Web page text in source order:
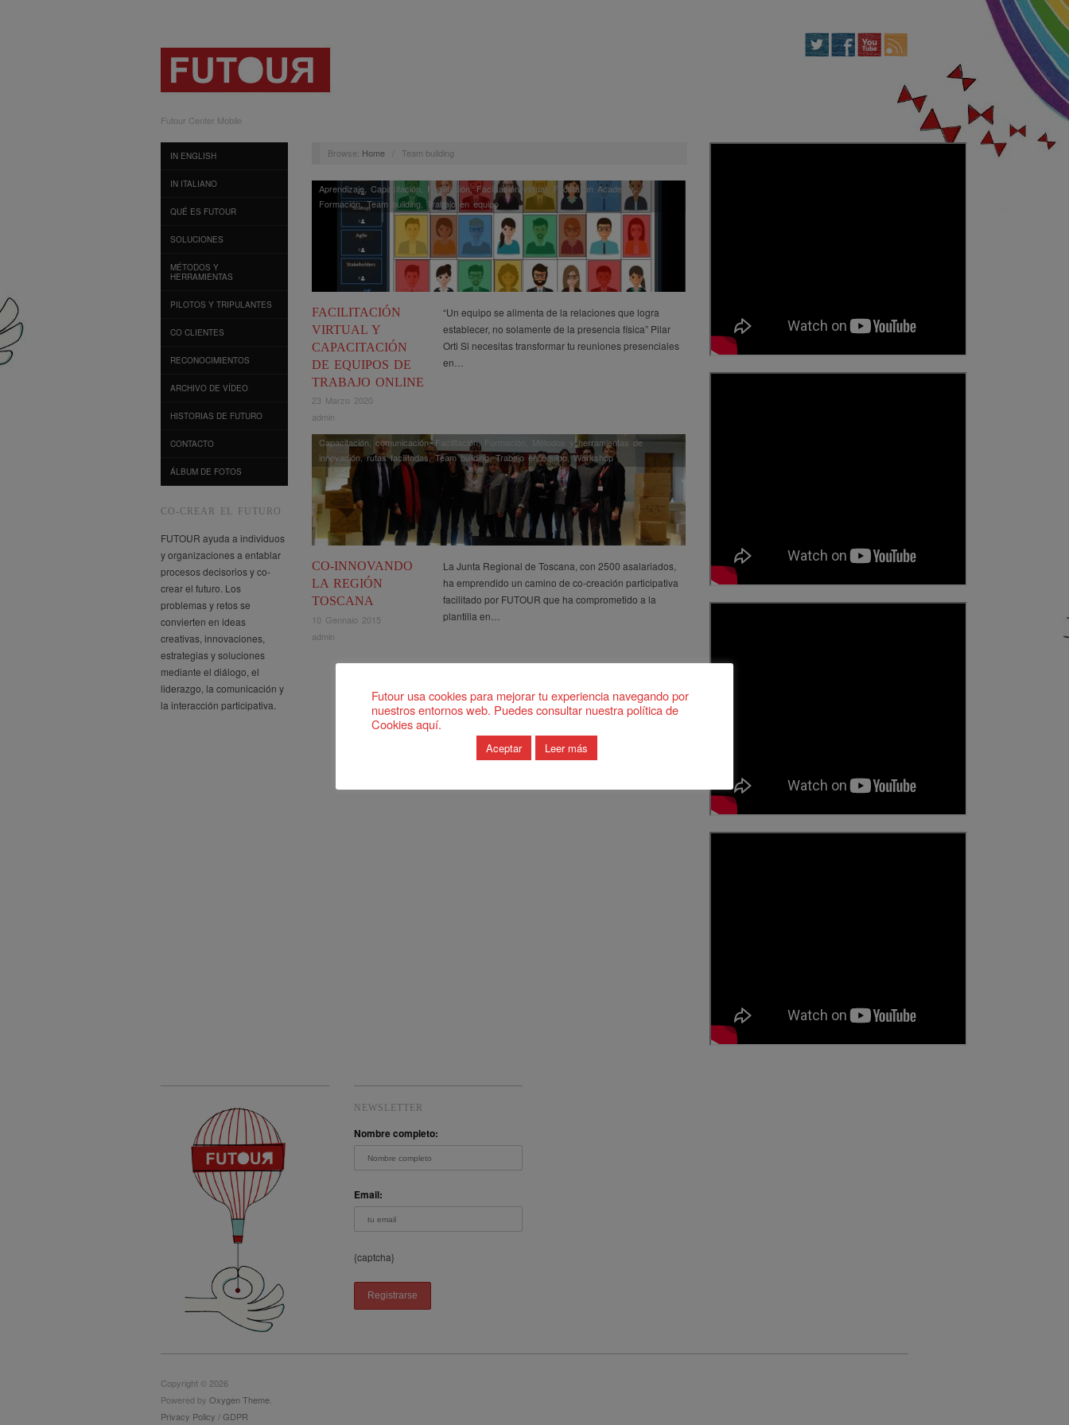
Futour Center Mobile
IN ENGLISH
IN ITALIANO
QUÉ ES FUTOUR
SOLUCIONES
MÉTODOS Y
HERRAMIENTAS
PILOTOS Y TRIPULANTES
CO CLIENTES
RECONOCIMIENTOS
ARCHIVO DE VÍDEO
HISTORIAS DE FUTURO
CONTACTO
ÁLBUM DE FOTOS
CO-CREAR EL FUTURO
FUTOUR ayuda a individuos
y organizaciones a entablar
procesos decisorios y co-
crear el futuro. Los
problemas y retos se
convierten en ideas
creativas, innovaciones,
estrategias y soluciones
mediante el diálogo, el
liderazgo, la comunicación y
la interacción participativa.
Browse: Home Team building
FACILITACIÓN
VIRTUAL Y
CAPACITACIÓN
DE EQUIPOS DE
TRABAJO ONLINE
23 Marzo 2020
admin
Aprendizaje, Capacitación Facilitación, Facilitación virtual, Facilitation Academy,
Formación,Team building,Trabajo en equipo
“Un equipo se alimenta de la relaciones que logra
establecer, no solamente de la presencia física” Pilar
Orti Si necesitas transformar tu reuniones presenciales
en…
CO-INNOVANDO
LA REGIÓN
TOSCANA
10 Gennaio 2015
admin
Capacitación, comunicación,Facilitación,
Métodos y herramientas de
innovación,rutas facilitadas,Team building,Trabajo en equipo,Workshop
La Junta Regional de Toscana, con 2500 asalariados,
ha emprendido un camino de co-creación participativa
facilitado por FUTOUR que ha comprometido a la
plantilla en…
NEWSLETTER
Nombre completo:
Email:
{captcha}
Copyright © 2026
Powered by Oxygen Theme
Privacy Policy / GDPR
Futour usa cookies para mejorar tu experiencia navegando por
nuestros entornos web. Puedes consultar nuestra política de
Cookies aquí.
Aceptar Leer más